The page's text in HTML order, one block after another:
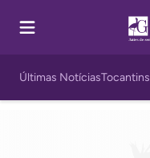
Últimas NotíciasTocantins